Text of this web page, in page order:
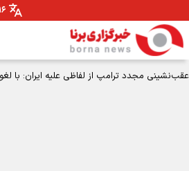
۱۶
عقب‌نشینی مجدد ترامپ از لفاظی علیه ایران: با